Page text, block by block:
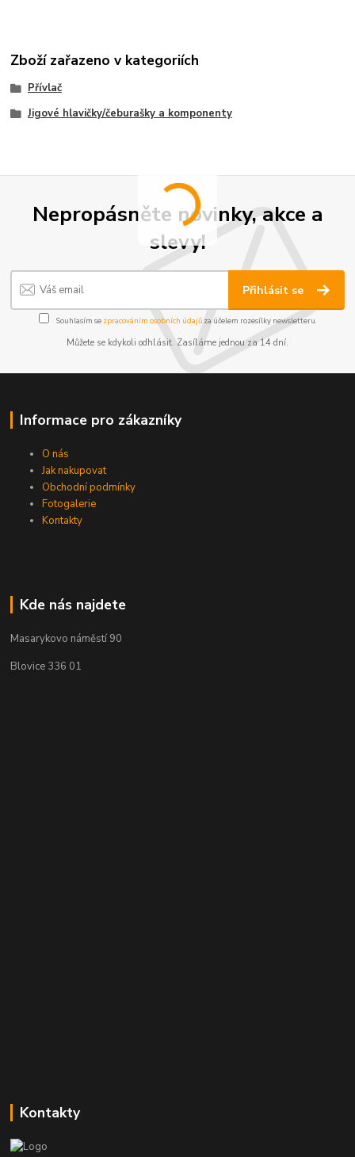
Zboží zařazeno v kategoriích
Přívlač
Jigové hlavičky/čeburašky a komponenty
Nepropásněte novinky, akce a
slevy!
Přihlásit se
Souhlasím se zpracováním osobních údajůza účelem rozesílky newsletteru.
Můžete se kdykoli odhlásit. Zasíláme jednou za 14 dní.
Informace pro zákazníky
O nás
Jak nakupovat
Obchodní podmínky
Fotogalerie
Kontakty
Kde nás najdete
Masarykovo náměstí 90
Blovice 336 01
Kontakty